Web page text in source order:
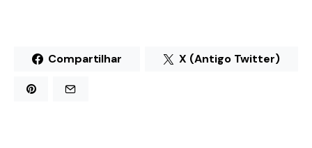
Compartilhar X (Antigo Twitter)